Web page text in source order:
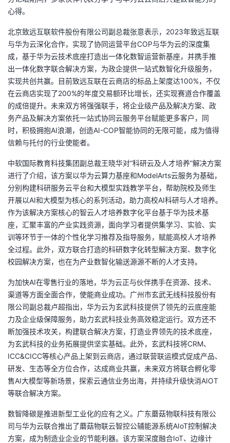
心得。
北京致远互联软件股份有限公司副总裁张意表示， 2023年致远互联
与华为云深化合作，实现了协同运营平台COP与华为云的深度集
成，基于华为云技术底座打造出一体化数智运营新基座，并携手推
出一体化数字联合解决方案，为政企提供一站式数智化升级服务，
实现共创共赢。目前致远互联在云商店的标品上架度达100%，不仅
在云商店实现了200%的年度交易额环比增长，还实现赛道合作覆盖
的成倍提升。未来双方将强强联手，将企业级产品及解决方案、政
务产品及解决方案依托一站式协同云服务平台赋能更多客户，同
时，积极拥抱AI浪潮，创造AI-COP智能协同的无限可能，成为值得
信赖与托付的行业使能者。
中软国际教育科技集团副总裁王晓华对“科研云及人才培养”解决方案
进行了介绍，该方案以华为云算力基座和ModelArts云服务为基础，
分别构建科研服务云平台和大模型实践教学平台，帮助院校及师生
开展以AI和大模型为核心的系列活动，助力高校AI科研与人才培养。
作为该解决方案核心的智云人才培养数字化平台基于华为技术基
座，汇聚丰富的产业实践资源，面向学习者提供集学习、实验、实
训等环节于一体的个性化学习推荐及指导服务，赋能高校人才培养
全过程。此外，双方联合打造的科研数字化转型解决方案、数字化
校园解决方案，也在为产业数智化输送源源不断的人才支持。
为加快AI在零售行业的落地，华为云正与伙伴携手在资源、技术、
渠道等方面全面合作，使能商业成功。广州市玄武无线科技股份有
限公司副总裁卢超指出，华为云为玄武科技提供了领先的云底座能
力及企业级保障服务，助力玄武科技业务高效稳定运行。双方还不
断加强技术攻关，构建联合解决方案，打造业界领先的技术底座，
为玄武科技的业务拓展提供坚实基础。此外，玄武科技将CRM、
ICC&CICC等核心产品上架到云商店，通过联营联运模式促成产品、
研发、生态等全方位合作，达成商业共赢，未来双方将联合孵化零
售AI大模型等新场景，探索云通信业务出海，并持续升级快消AIOT
等联合解决方案。
数智降碳是推进新型工业化的应有之义。广东蘑菇物联科技有限公
司与华为云联合推出了蘑菇物联云智控公辅能源系统AIoT控制解决
方案，成为制造业企业的节能利器。该方案深度融合IoT、边缘计